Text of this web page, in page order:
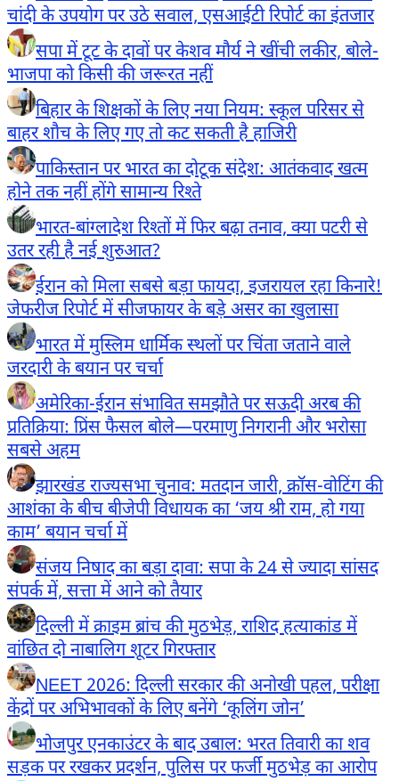
चांदी के उपयोग पर उठे सवाल, एसआईटी रिपोर्ट का इंतजार
सपा में टूट के दावों पर केशव मौर्य ने खींची लकीर, बोले-
भाजपा को किसी की जरूरत नहीं
बिहार के शिक्षकों के लिए नया नियम: स्कूल परिसर से
बाहर शौच के लिए गए तो कट सकती है हाजिरी
पाकिस्तान पर भारत का दोटूक संदेश: आतंकवाद खत्म
होने तक नहीं होंगे सामान्य रिश्ते
भारत-बांग्लादेश रिश्तों में फिर बढ़ा तनाव, क्या पटरी से
उतर रही है नई शुरुआत?
ईरान को मिला सबसे बड़ा फायदा, इजरायल रहा किनारे!
जेफरीज रिपोर्ट में सीजफायर के बड़े असर का खुलासा
भारत में मुस्लिम धार्मिक स्थलों पर चिंता जताने वाले
जरदारी के बयान पर चर्चा
अमेरिका-ईरान संभावित समझौते पर सऊदी अरब की
प्रतिक्रिया: प्रिंस फैसल बोले—परमाणु निगरानी और भरोसा
सबसे अहम
झारखंड राज्यसभा चुनाव: मतदान जारी, क्रॉस-वोटिंग की
आशंका के बीच बीजेपी विधायक का ‘जय श्री राम, हो गया
काम’ बयान चर्चा में
संजय निषाद का बड़ा दावा: सपा के 24 से ज्यादा सांसद
संपर्क में, सत्ता में आने को तैयार
दिल्ली में क्राइम ब्रांच की मुठभेड़, राशिद हत्याकांड में
वांछित दो नाबालिग शूटर गिरफ्तार
NEET 2026: दिल्ली सरकार की अनोखी पहल, परीक्षा
केंद्रों पर अभिभावकों के लिए बनेंगे ‘कूलिंग जोन’
भोजपुर एनकाउंटर के बाद उबाल: भरत तिवारी का शव
सड़क पर रखकर प्रदर्शन, पुलिस पर फर्जी मुठभेड़ का आरोप